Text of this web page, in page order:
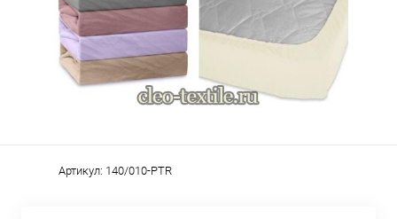
Артикул: 140/010-PTR